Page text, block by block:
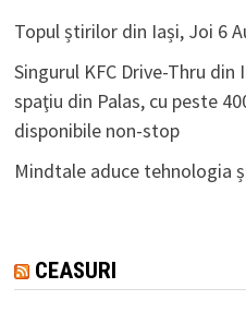
Topul știrilor din Iași, Joi 6
Singurul KFC Drive-Thru
spaţiu din Palas, cu peste
disponibile non-stop
Mindtale aduce tehnologia
CEASURI